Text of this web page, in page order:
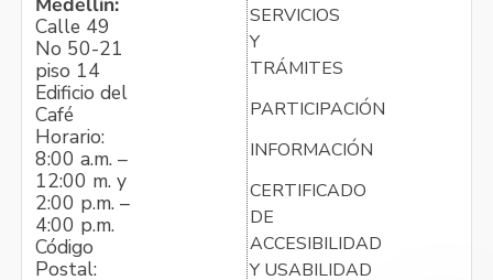
Calle 49
No 50-21
piso 14
Edificio del
Café
Horario:
8:00 a.m. –
12:00 m. y
2:00 p.m. –
4:00 p.m.
Código
Postal:
SERVICIOS
Y
TRÁMITES
PARTICIPACIÓN
INFORMACIÓN
CERTIFICADO
DE
ACCESIBILIDAD
Y USABILIDAD